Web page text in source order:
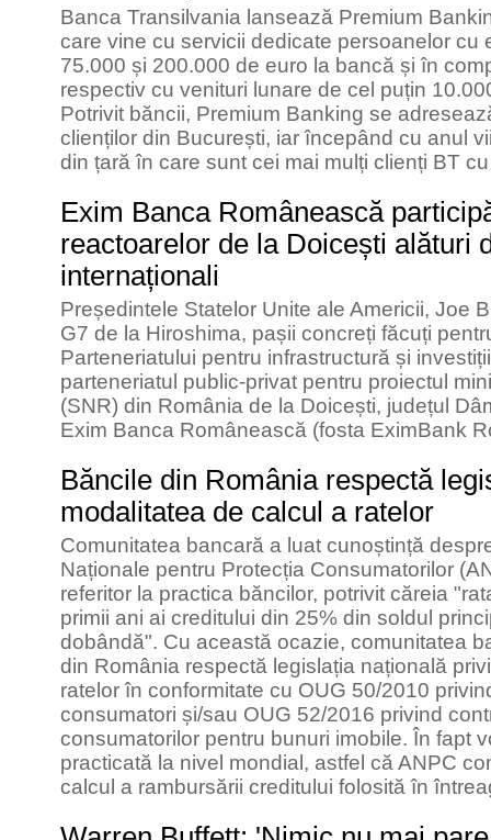
Banca Transilvania lansează Premium
care vine cu servicii dedicate persoanelor cu
75.000 și 200.000 de euro la bancă și în
respectiv cu venituri lunare de cel puțin
Potrivit băncii, Premium Banking se
clienților din București, iar începând cu anul
din țară în care sunt cei mai mulți clienți BT
Exim Banca Românească
reactoarelor de la Doicești alături
internaționali
Președintele Statelor Unite ale Americii, Joe
G7 de la Hiroshima, pașii concreți făcuți
Parteneriatului pentru infrastructură și
parteneriatul public-privat pentru proiectul
(SNR) din România de la Doicești, județul
Exim Banca Românească (fosta EximBank
Băncile din România respectă
modalitatea de calcul a ratelor
Comunitatea bancară a luat cunoștință
Naționale pentru Protecția Consumatorilor
referitor la practica băncilor, potrivit căreia
primii ani ai creditului din 25% din soldul
dobândă". Cu această ocazie, comunitatea
din România respectă legislația națională
ratelor în conformitate cu OUG 50/2010
consumatori și/sau OUG 52/2016 privind
consumatorilor pentru bunuri imobile. În fapt
practicată la nivel mondial, astfel că ANPC
calcul a rambursării creditului folosită în